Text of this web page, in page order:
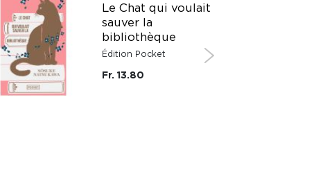
Le Chat qui voulait
sauver la
bibliothèque
Édition Pocket
Fr. 13.80